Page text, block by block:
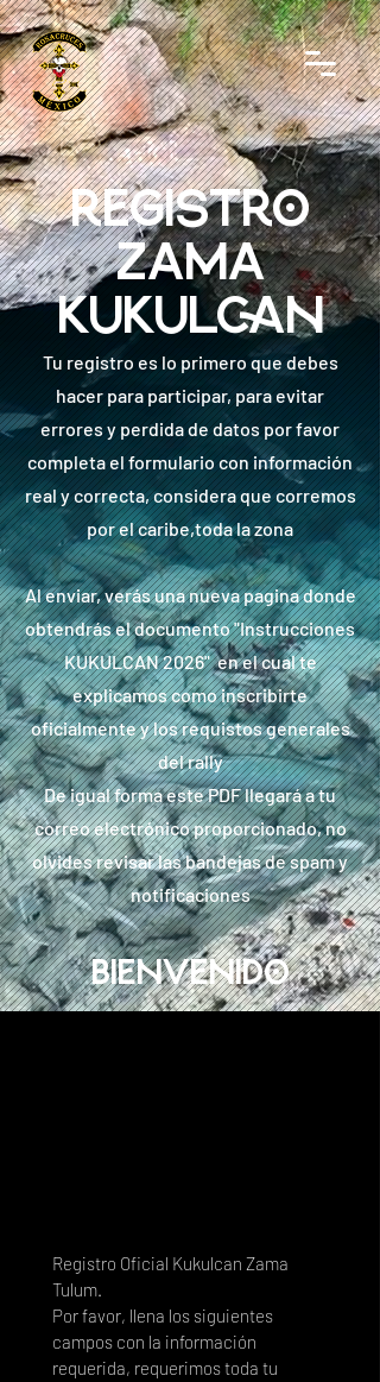
REGISTRO
ZAMA
KUKULCAN
Tu registro es lo primero que debes
hacer para participar, para evitar
errores y perdida de datos por favor
completael formulario con información
real y correcta, considera que corremos
por el caribe,toda la zona
Al enviar, verás una nueva pagina donde
obtendrás el documento "Instrucciones
KUKULCAN 2026" en el cual te
explicamos como inscribirte
oficialmente y los requistos generales
del rally
De igual forma este PDF llegará a tu
correo electrónico proporcionado, no
olvides revisar las bandejas de spam y
notificaciones
BIENVENIDO
Registro Oficial Kukulcan Zama
Tulum.
Por favor, llena los siguientes
campos con la información
requerida, requerimos toda tu